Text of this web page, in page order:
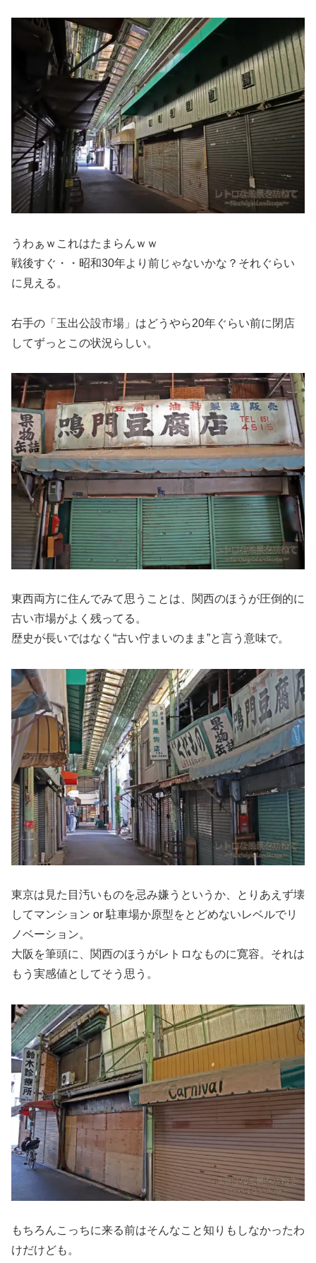
うわぁｗこれはたまらんｗｗ
戦後すぐ・・昭和30年より前じゃないかな？それぐらい
に見える。
右手の「玉出公設市場」はどうやら20年ぐらい前に閉店
してずっとこの状況らしい。
東西両方に住んでみて思うことは、関西のほうが圧倒的に
古い市場がよく残ってる。
歴史が長いではなく“古い佇まいのまま”と言う意味で。
東京は見た目汚いものを忌み嫌うというか、とりあえず壊
してマンション or 駐車場か原型をとどめないレベルでリ
ノベーション。
大阪を筆頭に、関西のほうがレトロなものに寛容。それは
もう実感値としてそう思う。
もちろんこっちに来る前はそんなこと知りもしなかったわ
けだけども。